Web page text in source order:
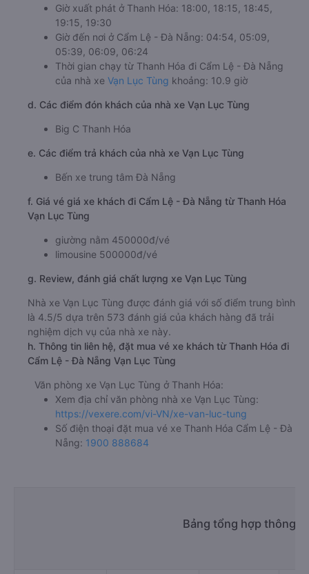
Giờ xuất phát ở Thanh Hóa: 18:00, 18:15, 18:45,
19:15, 19:30
Giờ đến nơi ở Cẩm Lệ - Đà Nẵng: 04:54, 05:09,
05:39, 06:09, 06:24
Thời gian chạy từ Thanh Hóa đi Cẩm Lệ - Đà Nẵng
của nhà xe Vạn Lục Tùng khoảng: 10.9 giờ
d. Các điểm đón khách của nhà xe Vạn Lục Tùng
Big C Thanh Hóa
e. Các điểm trả khách của nhà xe Vạn Lục Tùng
Bến xe trung tâm Đà Nẵng
f. Giá vé giá xe khách đi Cẩm Lệ - Đà Nẵng từ Thanh Hóa
Vạn Lục Tùng
giường nằm 450000đ/vé
limousine 500000đ/vé
g. Review, đánh giá chất lượng xe Vạn Lục Tùng
Nhà xe Vạn Lục Tùng được đánh giá với số điểm trung bình
là 4.5/5 dựa trên 573 đánh giá của khách hàng đã trải
nghiệm dịch vụ của nhà xe này.
h. Thông tin liên hệ, đặt mua vé xe khách từ Thanh Hóa đi
Cẩm Lệ - Đà Nẵng Vạn Lục Tùng
Văn phòng xe Vạn Lục Tùng ở Thanh Hóa:
Xem địa chỉ văn phòng nhà xe Vạn Lục Tùng:
https://vexere.com/vi-VN/xe-van-luc-tung
Số điện thoại đặt mua vé xe Thanh Hóa Cẩm Lệ - Đà
Nẵng: 1900 888684
Bảng tổng hợp thông